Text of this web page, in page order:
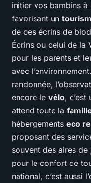
initier vos bambins à
favorisant un
de ces écrins de
Écrins ou celui de la
pour les parents et
avec
randonnée,
encore le vélo, c’est
attend toute la famille
hébergements eco
proposant des
souvent des aires
pour le confort de
national, c’est aussi